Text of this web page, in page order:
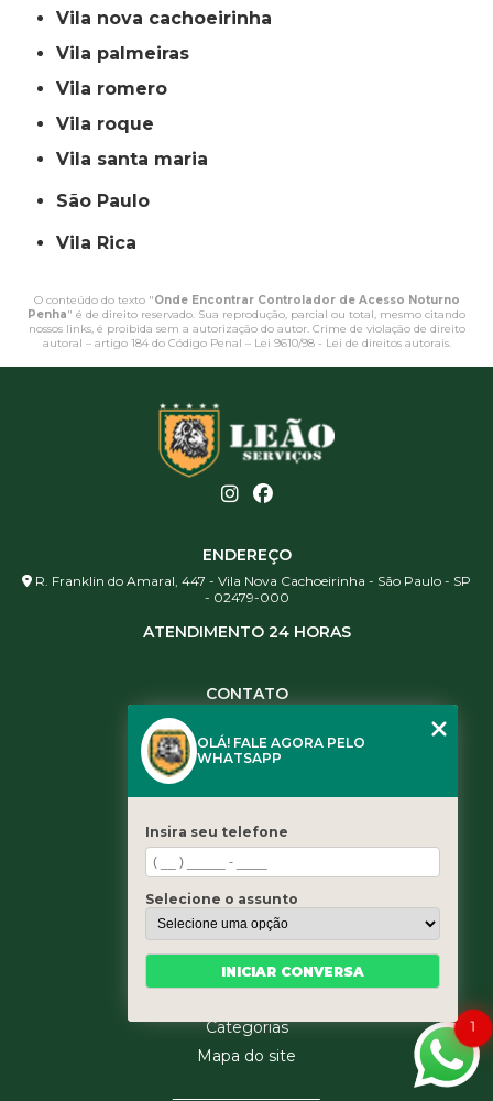
vila nova cachoeirinha
vila palmeiras
vila romero
vila roque
vila santa maria
São Paulo
Vila Rica
O conteúdo do texto "Onde Encontrar Controlador de Acesso Noturno
Penha" é de direito reservado. Sua reprodução, parcial ou total, mesmo citando
nossos links, é proibida sem a autorização do autor. Crime de violação de direito
autoral – artigo 184 do Código Penal – Lei 9610/98 - Lei de direitos autorais.
ENDEREÇO
R. Franklin do Amaral, 447 - Vila Nova Cachoeirinha - São Paulo - SP
- 02479-000
ATENDIMENTO 24 HORAS
CONTATO
(11) 3461-5871
contato@leaoservicos.com.br
Home
Quem somos
Serviços
Blog
Categorias
Mapa do site
1
OLÁ! FALE AGORA PELO
WHATSAPP
Insira seu telefone
Selecione o assunto
INICIAR CONVERSA